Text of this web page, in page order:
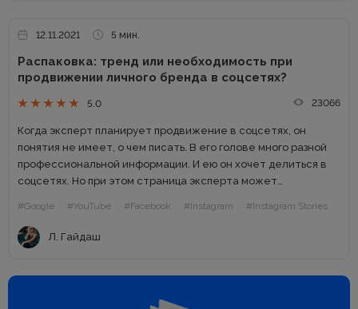
12.11.2021 5 мин.
Распаковка: тренд или необходимость при
продвижении личного бренда в соцсетях?
5.0 23066
Когда эксперт планирует продвижение в соцсетях, он
понятия не имеет, о чем писать. В его голове много разной
профессиональной информации. И ею он хочет делиться в
соцсетях. Но при этом страница эксперта может
полезный...
#Google #YouTube #Facebook #Instagram #Instagram Stories
Л. Гайдаш